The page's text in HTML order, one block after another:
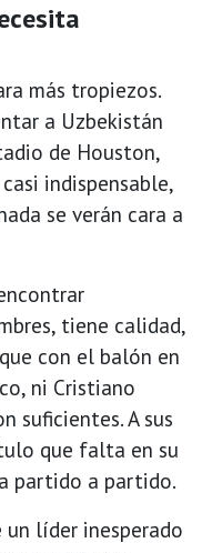
más tropiezos.
a Uzbekistán
de Houston,
indispensable,
se verán cara a
tiene calidad,
con el balón en
ni Cristiano
suficientes. A sus
que falta en su
partido a partido.
líder inesperado